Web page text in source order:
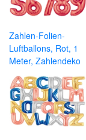
Zahlen-Folien-
Luftballons, Rot, 1
Meter, Zahlendeko